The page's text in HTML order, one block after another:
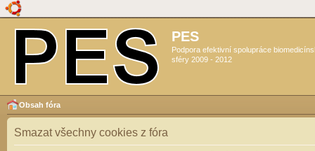
PES
Podpora efektivní spolupráce
sféry 2009 - 2012
Obsah fóra
Smazat všechny cookies z fóra